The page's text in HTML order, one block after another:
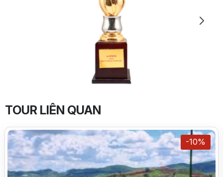
TOUR LIÊN QUAN
-10%